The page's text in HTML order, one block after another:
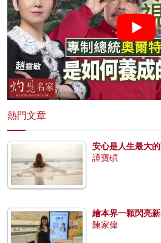
熱門文章
安心是人生最大
譚寶碩
繪本界一顆閃亮
陳家偉